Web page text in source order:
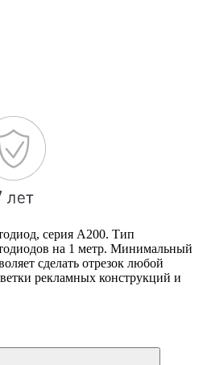
серия A200. Тип
на 1 метр. Минимальный
сделать отрезок любой
рекламных конструкций и